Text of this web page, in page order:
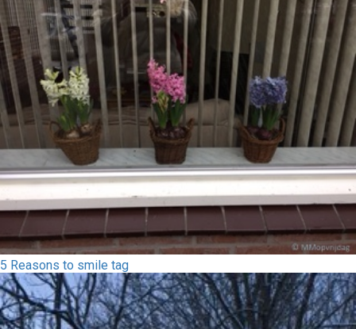
5 Reasons to smile tag